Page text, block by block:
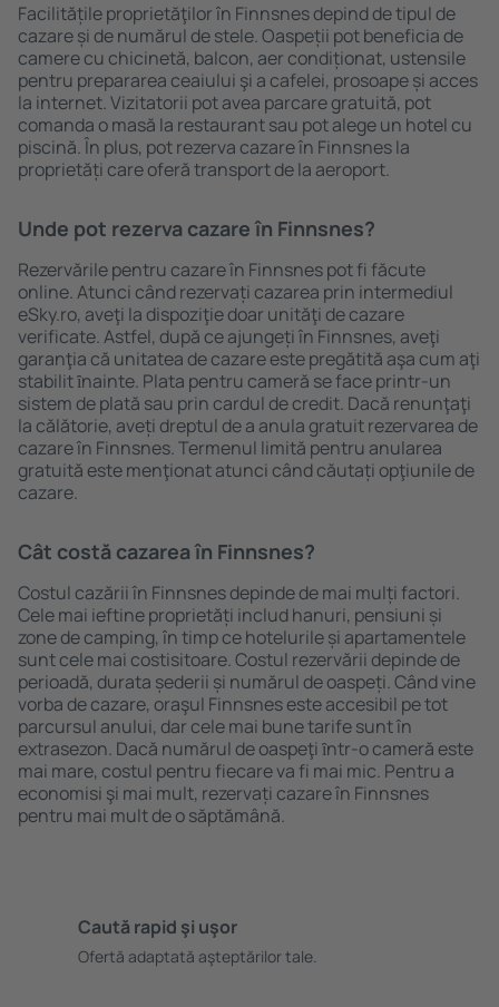
Facilitățile proprietăţilor în Finnsnes depind de tipul de
cazare și de numărul de stele. Oaspeții pot beneficia de
camere cu chicinetă, balcon, aer condiționat, ustensile
pentru prepararea ceaiului şi a cafelei, prosoape și acces
la internet. Vizitatorii pot avea parcare gratuită, pot
comanda o masă la restaurant sau pot alege un hotel cu
piscină. În plus, pot rezerva cazare în Finnsnes la
proprietăți care oferă transport de la aeroport.
Unde pot rezerva cazare în Finnsnes?
Rezervările pentru cazare în Finnsnes pot fi făcute
online. Atunci când rezervați cazarea prin intermediul
eSky.ro, aveţi la dispoziţie doar unităţi de cazare
verificate. Astfel, după ce ajungeți în Finnsnes, aveţi
garanţia că unitatea de cazare este pregătită aşa cum aţi
stabilit ȋnainte. Plata pentru cameră se face printr-un
sistem de plată sau prin cardul de credit. Dacă renunţaţi
la călătorie, aveți dreptul de a anula gratuit rezervarea de
cazare în Finnsnes. Termenul limită pentru anularea
gratuită este menţionat atunci când căutați opţiunile de
cazare.
Cât costă cazarea în Finnsnes?
Costul cazării în Finnsnes depinde de mai mulți factori.
Cele mai ieftine proprietăți includ hanuri, pensiuni și
zone de camping, în timp ce hotelurile și apartamentele
sunt cele mai costisitoare. Costul rezervării depinde de
perioadă, durata șederii și numărul de oaspeți. Când vine
vorba de cazare, oraşul Finnsnes este accesibil pe tot
parcursul anului, dar cele mai bune tarife sunt în
extrasezon. Dacă numărul de oaspeţi ȋntr-o cameră este
mai mare, costul pentru fiecare va fi mai mic. Pentru a
economisi şi mai mult, rezervați cazare în Finnsnes
pentru mai mult de o săptămână.
Caută rapid şi uşor
Ofertă adaptată aşteptărilor tale.